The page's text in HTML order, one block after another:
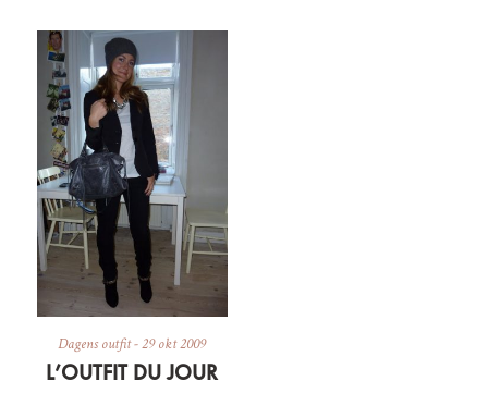
Dagens outfit-29 okt 2009
L’OUTFIT DU JOUR